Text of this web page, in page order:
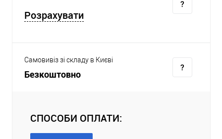
Розрахувати
Самовивіз зі складу в Києві
Безкоштовно
СПОСОБИ ОПЛАТИ: